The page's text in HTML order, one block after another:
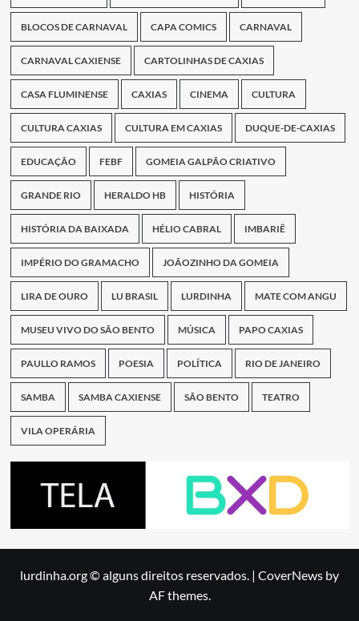
BLOCOS DE CARNAVAL CAPA COMICS CARNAVAL
CARNAVAL CAXIENSE CARTOLINHAS DE CAXIAS
CASA FLUMINENSE CAXIAS CINEMA CULTURA
CULTURA CAXIAS CULTURA EM CAXIAS DUQUE-DE-CAXIAS
EDUCAÇÃO FEBF GOMEIA GALPÃO CRIATIVO
GRANDE RIO HERALDO HB HISTÓRIA
HISTÓRIA DA BAIXADA HÉLIO CABRAL IMBARIÊ
IMPÉRIO DO GRAMACHO JOÃOZINHO DA GOMEIA
LIRA DE OURO LU BRASIL LURDINHA MATE COM ANGU
MUSEU VIVO DO SÃO BENTO MÚSICA PAPO CAXIAS
PAULLO RAMOS POESIA POLÍTICA RIO DE JANEIRO
SAMBA SAMBA CAXIENSE SÃO BENTO TEATRO
VILA OPERÁRIA
lurdinha.org © alguns direitos reservados. | CoverNews by
AF themes.